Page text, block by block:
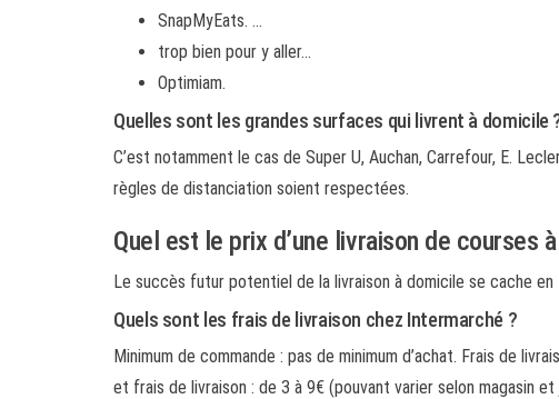
SnapMyEats. …
trop bien pour y aller…
Optimiam.
Quelles sont les grandes surfaces qui livrent à domicile
C’est notamment le cas de Super U, Auchan, Carrefour, E.
règles de distanciation soient respectées.
Quel est le prix d’une livraison de courses
Le succès futur potentiel de la livraison à domicile se cache
Quels sont les frais de livraison chez Intermarché ?
Minimum de commande : pas de minimum d’achat. Frais de
et frais de livraison : de 3 à 9€ (pouvant varier selon magasin et